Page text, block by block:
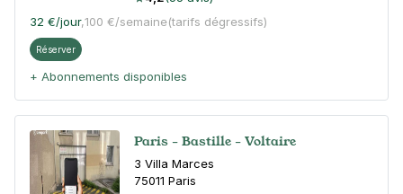
32 €/jour,100 €/semaine(tarifs dégressifs)
Réserver
+ Abonnements disponibles
Paris - Bastille - Voltaire
3 Villa Marces
75011 Paris